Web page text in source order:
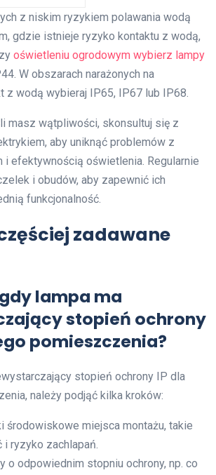
z niskim ryzykiem polawania wodą
gdzie istnieje ryzyko kontaktu z wodą,
oświetleniu ogrodowym wybierz lampy
W obszarach narażonych na
z wodą wybieraj IP65, IP67 lub IP68.
masz wątpliwości, skonsultuj się z
aby uniknąć problemów z
efektywnością oświetlenia. Regularnie
i obudów, aby zapewnić ich
funkcjonalność.
zadawane
lampa ma
stopień ochrony
pomieszczenia?
stopień ochrony IP dla
należy podjąć kilka kroków:
środowiskowe miejsca montażu, takie
i ryzyko zachlapań.
o odpowiednim stopniu ochrony, np. co